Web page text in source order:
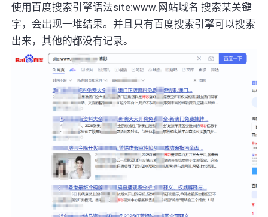
使用百度搜索引擎语法site:www.网站域名 搜索某关键
字，会出现一堆结果。并且只有百度搜索引擎可以搜索
出来，其他的都没有记录。